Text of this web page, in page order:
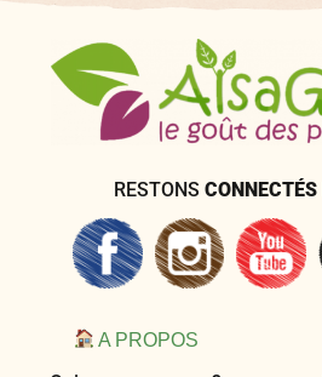
RESTONS CONNECTÉS
A PROPOS